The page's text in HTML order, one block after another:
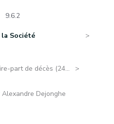
9.6.2
Société
part de décès (24...
Dejonghe